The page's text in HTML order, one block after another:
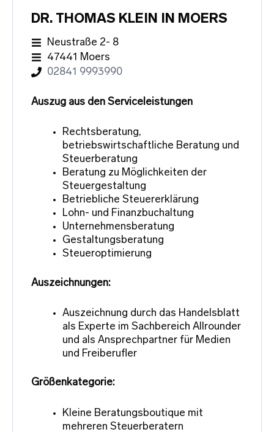
DR. THOMAS KLEIN IN MOERS
Neustraße 2- 8
47441 Moers
02841 9993990
Auszug aus den Serviceleistungen
Rechtsberatung,
betriebswirtschaftliche Beratung und
Steuerberatung
Beratung zu Möglichkeiten der
Steuergestaltung
Betriebliche Steuererklärung
Lohn- und Finanzbuchaltung
Unternehmensberatung
Gestaltungsberatung
Steueroptimierung
Auszeichnungen:
Auszeichnung durch das Handelsblatt
als Experte im Sachbereich Allrounder
und als Ansprechpartner für Medien
und Freiberufler
Größenkategorie:
Kleine Beratungsboutique mit
mehreren Steuerberatern